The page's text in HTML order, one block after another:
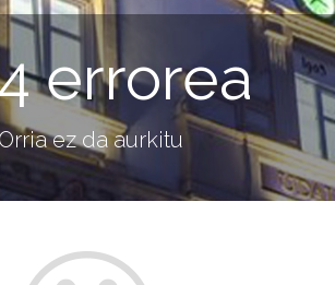
errorea
Orria ez da aurkitu